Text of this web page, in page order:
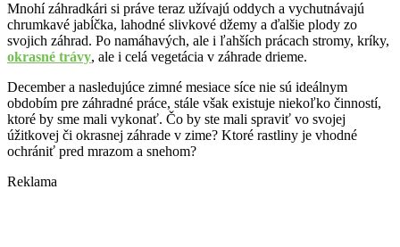
Mnohí záhradkári si práve teraz užívajú oddych a vychutnávajú
chrumkavé jabĺčka, lahodné slivkové džemy a ďalšie plody zo
svojich záhrad. Po namáhavých, ale i ľahších prácach stromy, kríky,
okrasné trávy, ale i celá vegetácia v záhrade drieme.
December a nasledujúce zimné mesiace síce nie sú ideálnym
obdobím pre záhradné práce, stále však existuje niekoľko činností,
ktoré by sme mali vykonať. Čo by ste mali spraviť vo svojej
úžitkovej či okrasnej záhrade v zime? Ktoré rastliny je vhodné
ochrániť pred mrazom a snehom?
Reklama